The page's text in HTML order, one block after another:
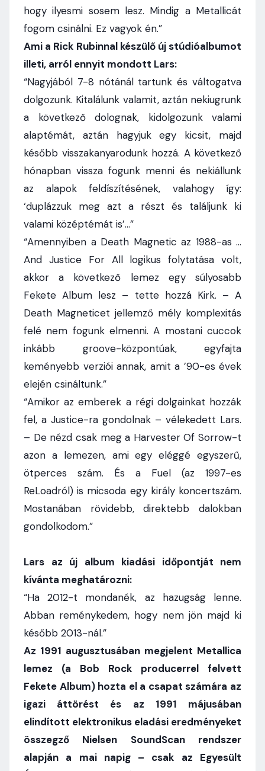
hogy ilyesmi sosem lesz. Mindig a Metallicát
fogom csinálni. Ez vagyok én.”
Ami a Rick Rubinnal készülő új stúdióalbumot
illeti, arról ennyit mondott Lars:
“Nagyjából 7-8 nótánál tartunk és váltogatva
dolgozunk. Kitalálunk valamit, aztán nekiugrunk
a következő dolognak, kidolgozunk valami
alaptémát, aztán hagyjuk egy kicsit, majd
később visszakanyarodunk hozzá. A következő
hónapban vissza fogunk menni és nekiállunk
az alapok feldíszítésének, valahogy így:
‘duplázzuk meg azt a részt és találjunk ki
valami középtémát is’…”
“Amennyiben a Death Magnetic az 1988-as …
And Justice For All logikus folytatása volt,
akkor a következő lemez egy súlyosabb
Fekete Album lesz – tette hozzá Kirk. – A
Death Magneticet jellemző mély komplexitás
felé nem fogunk elmenni. A mostani cuccok
inkább groove-központúak, egyfajta
keményebb verziói annak, amit a ’90-es évek
elején csináltunk.”
“Amikor az emberek a régi dolgainkat hozzák
fel, a Justice-ra gondolnak – vélekedett Lars.
– De nézd csak meg a Harvester Of Sorrow-t
azon a lemezen, ami egy eléggé egyszerű,
ötperces szám. És a Fuel (az 1997-es
ReLoadról) is micsoda egy király koncertszám.
Mostanában rövidebb, direktebb dalokban
gondolkodom.”
Lars az új album kiadási időpontját nem
kívánta meghatározni:
“Ha 2012-t mondanék, az hazugság lenne.
Abban reménykedem, hogy nem jön majd ki
később 2013-nál.”
Az 1991 augusztusában megjelent Metallica
lemez (a Bob Rock producerrel felvett
Fekete Album) hozta el a csapat számára az
igazi áttörést és az 1991 májusában
elindított elektronikus eladási eredményeket
összegző Nielsen SoundScan rendszer
alapján a mai napig – csak az Egyesült